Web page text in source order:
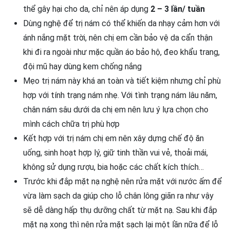
thể gây hại cho da, chỉ nên áp dụng 2 – 3 lần/ tuần
Dùng nghệ để trị nám có thể khiến da nhạy cảm hơn với
ánh nắng mặt trời, nên chị em cần bảo vệ da cẩn thận
khi đi ra ngoài như mặc quần áo bảo hộ, đeo khẩu trang,
đội mũ hay dùng kem chống nắng
Mẹo trị nám này khá an toàn và tiết kiệm nhưng chỉ phù
hợp với tính trạng nám nhẹ. Với tình trạng nám lâu năm,
chân nám sâu dưới da chị em nên lưu ý lựa chọn cho
mình cách chữa trị phù hợp
Kết hợp với trị nám chị em nên xây dựng chế độ ăn
uống, sinh hoạt hợp lý, giữ tinh thần vui vẻ, thoải mái,
không sử dụng rượu, bia hoặc các chất kích thích…
Trước khi đắp mặt nạ nghệ nên rửa mặt với nước ấm để
vừa làm sạch da giúp cho lỗ chân lông giãn ra như vậy
sẽ dễ dàng hấp thụ dưỡng chất từ mặt nạ. Sau khi đắp
mặt nạ xong thì nên rửa mặt sạch lại một lần nữa để lỗ